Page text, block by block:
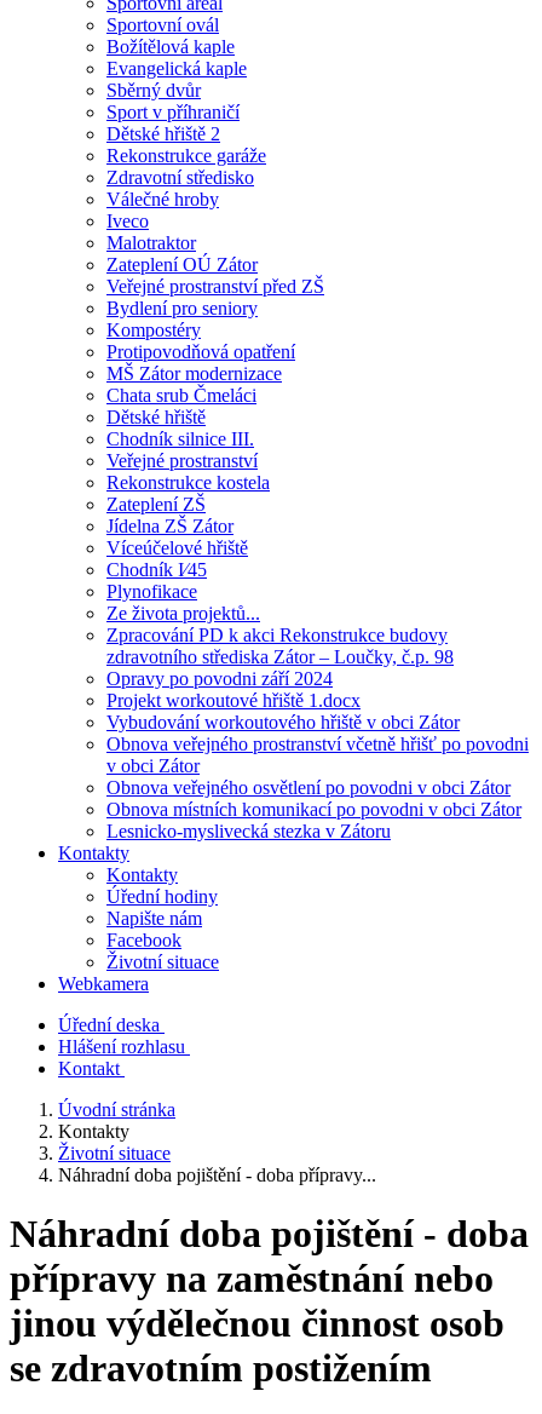
Sportovní ovál
Božítělová kaple
Evangelická kaple
Sběrný dvůr
Sport v příhraničí
Dětské hřiště 2
Rekonstrukce garáže
Zdravotní středisko
Válečné hroby
Iveco
Malotraktor
Zateplení OÚ Zátor
Veřejné prostranství před ZŠ
Bydlení pro seniory
Kompostéry
Protipovodňová opatření
MŠ Zátor modernizace
Chata srub Čmeláci
Dětské hřiště
Chodník silnice III.
Veřejné prostranství
Rekonstrukce kostela
Zateplení ZŠ
Jídelna ZŠ Zátor
Víceúčelové hřiště
Chodník I⁄45
Plynofikace
Ze života projektů...
Zpracování PD k akci Rekonstrukce budovy
zdravotního střediska Zátor – Loučky, č.p. 98
Opravy po povodni září 2024
Projekt workoutové hřiště 1.docx
Vybudování workoutového hřiště v obci Zátor
Obnova veřejného prostranství včetně hřišť po povodni
v obci Zátor
Obnova veřejného osvětlení po povodni v obci Zátor
Obnova místních komunikací po povodni v obci Zátor
Lesnicko-myslivecká stezka v Zátoru
Kontakty
Kontakty
Úřední hodiny
Napište nám
Facebook
Životní situace
Webkamera
Úřední deska
Hlášení rozhlasu
Kontakt
Úvodní stránka
Kontakty
Životní situace
Náhradní doba pojištění - doba přípravy...
Náhradní doba pojištění - doba
přípravy na zaměstnání nebo
jinou výdělečnou činnost osob
se zdravotním postižením